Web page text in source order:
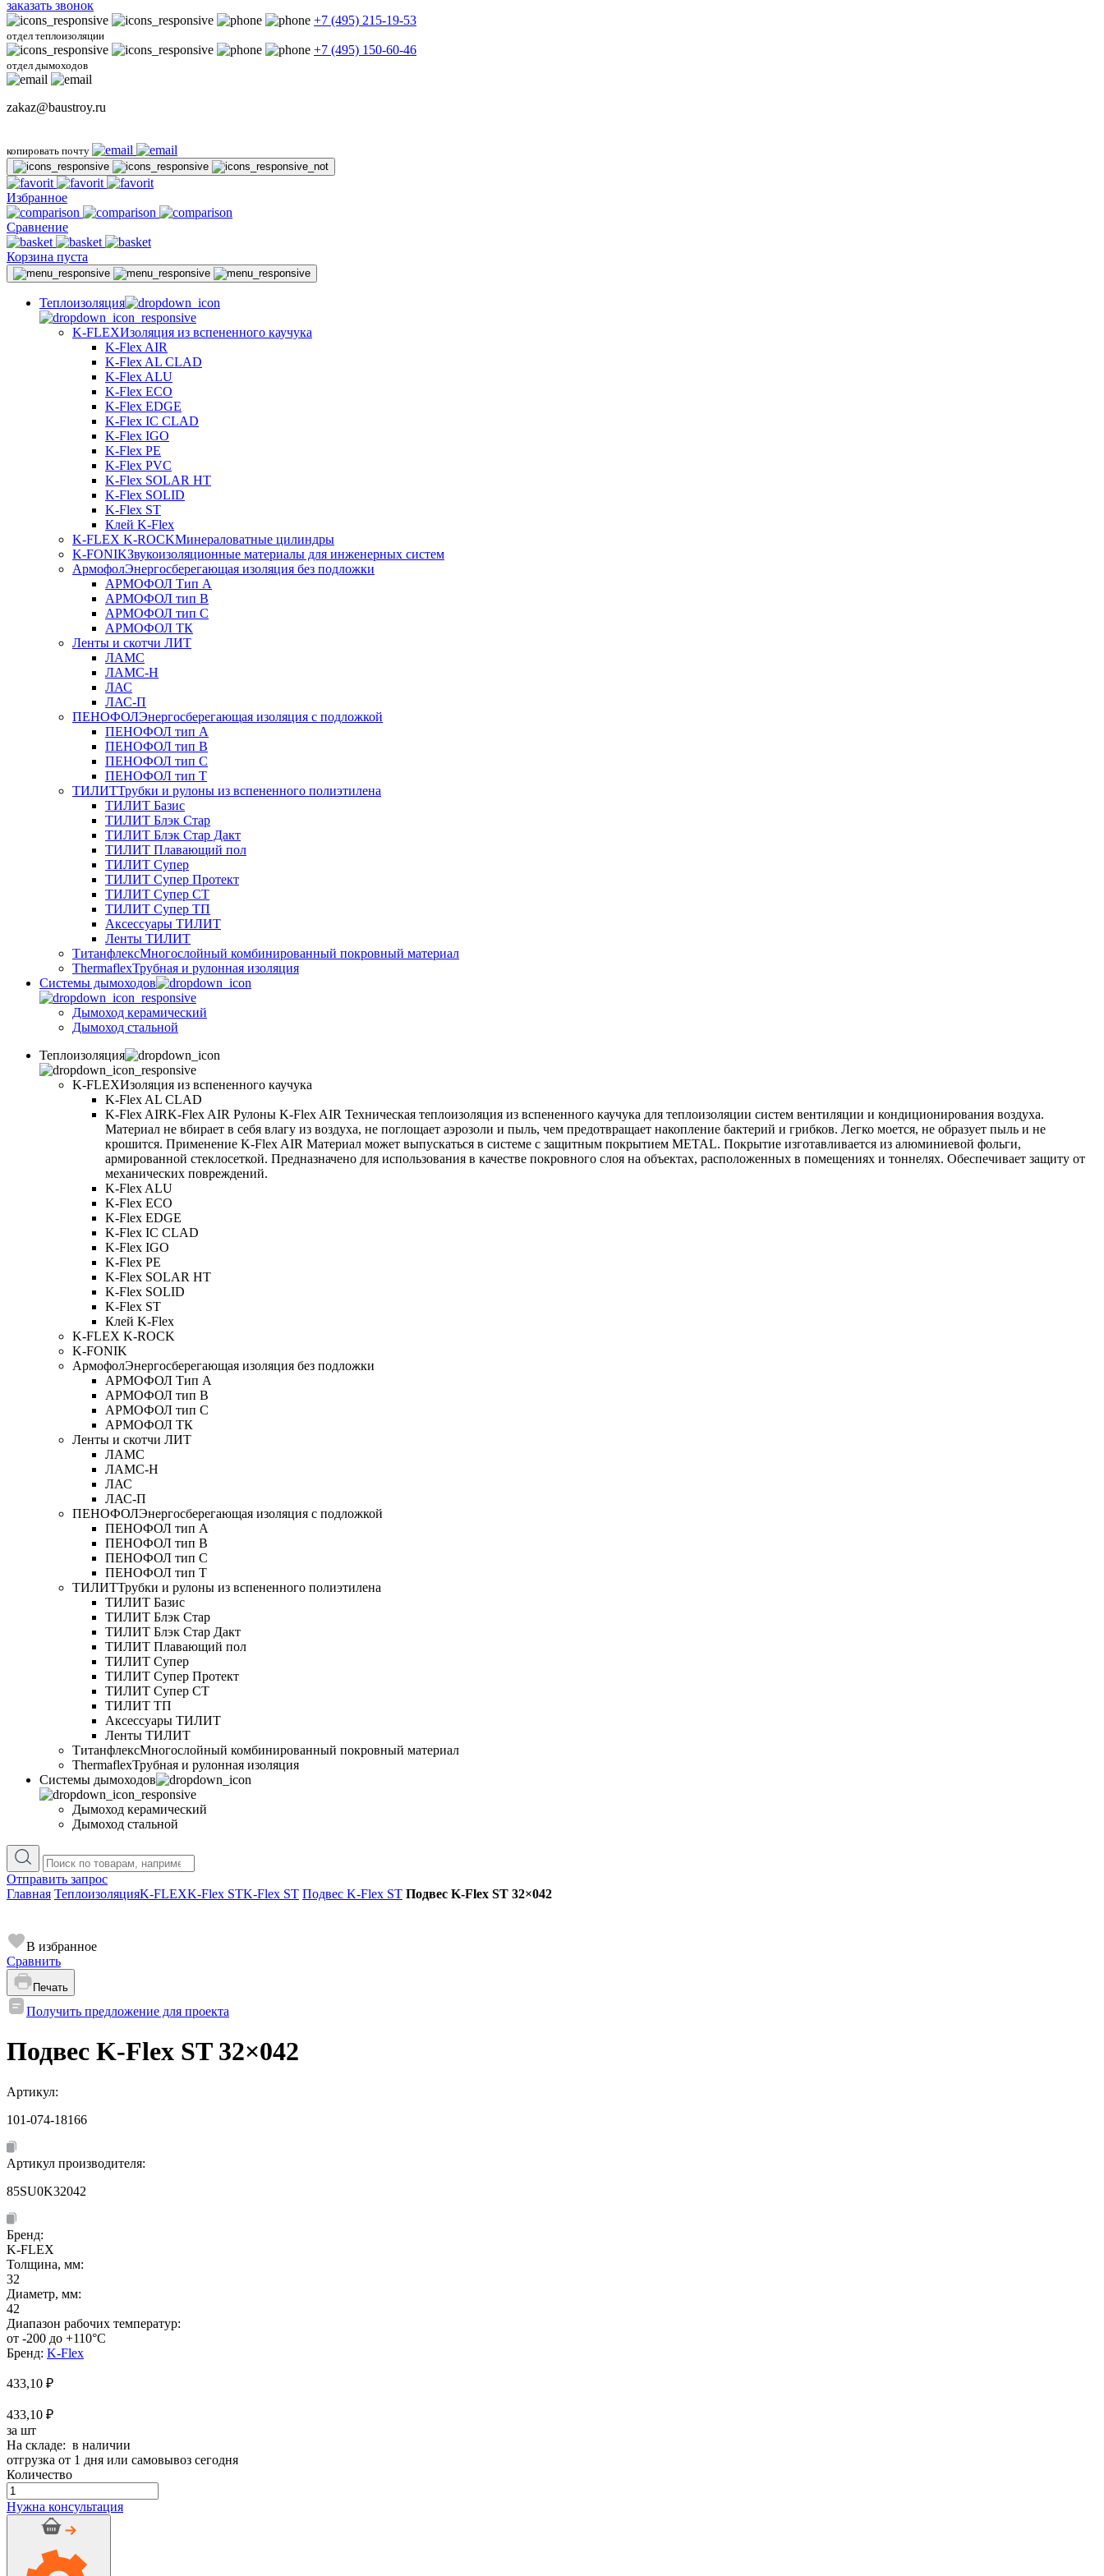
заказать звонок
+7 (495) 215-19-53
отдел теплоизоляции
+7 (495) 150-60-46
отдел дымоходов
zakaz@baustroy.ru
копировать почту
Избранное
Сравнение
Корзина пуста
Теплоизоляция
K-FLEXИзоляция из вспененного каучука
K-Flex AIR
K-Flex AL CLAD
K-Flex ALU
K-Flex ECO
K-Flex EDGE
K-Flex IC CLAD
K-Flex IGO
K-Flex PE
K-Flex PVC
K-Flex SOLAR HT
K-Flex SOLID
K-Flex ST
Клей K-Flex
K-FLEX K-ROCKМинераловатные цилиндры
K-FONIKЗвукоизоляционные материалы для инженерных систем
АрмофолЭнергосберегающая изоляция без подложки
АРМОФОЛ Тип А
АРМОФОЛ тип В
АРМОФОЛ тип C
АРМОФОЛ ТК
Ленты и скотчи ЛИТ
ЛАМС
ЛАМС-Н
ЛАС
ЛАС-П
ПЕНОФОЛЭнергосберегающая изоляция с подложкой
ПЕНОФОЛ тип А
ПЕНОФОЛ тип B
ПЕНОФОЛ тип C
ПЕНОФОЛ тип T
ТИЛИТТрубки и рулоны из вспененного полиэтилена
ТИЛИТ Базис
ТИЛИТ Блэк Стар
ТИЛИТ Блэк Стар Дакт
ТИЛИТ Плавающий пол
ТИЛИТ Супер
ТИЛИТ Супер Протект
ТИЛИТ Супер СТ
ТИЛИТ Супер ТП
Аксессуары ТИЛИТ
Ленты ТИЛИТ
ТитанфлексМногослойный комбинированный покровный материал
ThermaflexТрубная и рулонная изоляция
Cистемы дымоходов
Дымоход керамический
Дымоход стальной
Теплоизоляция
K-FLEXИзоляция из вспененного каучука
K-Flex AL CLAD
K-Flex AIRK-Flex AIR Рулоны K-Flex AIR Техническая теплоизоляция из вспененного каучука для теплоизоляции систем вентиляции и кондиционирования воздуха.
Материал не вбирает в себя влагу из воздуха, не поглощает аэрозоли и пыль, чем предотвращает накопление бактерий и грибков. Легко моется, не образует пыль и не
крошится. Применение K-Flex AIR Материал может выпускаться в системе c защитным покрытием METAL. Покрытие изготавливается из алюминиевой фольги,
армированной стеклосеткой. Предназначено для использования в качестве покровного слоя на объектах, расположенных в помещениях и тоннелях. Обеспечивает защиту от
механических повреждений.
K-Flex ALU
K-Flex ECO
K-Flex EDGE
K-Flex IC CLAD
K-Flex IGO
K-Flex PE
K-Flex SOLAR HT
K-Flex SOLID
K-Flex ST
Клей K-Flex
K-FLEX K-ROCK
K-FONIK
АрмофолЭнергосберегающая изоляция без подложки
АРМОФОЛ Тип А
АРМОФОЛ тип В
АРМОФОЛ тип C
АРМОФОЛ ТК
Ленты и скотчи ЛИТ
ЛАМС
ЛАМС-Н
ЛАС
ЛАС-П
ПЕНОФОЛЭнергосберегающая изоляция с подложкой
ПЕНОФОЛ тип А
ПЕНОФОЛ тип B
ПЕНОФОЛ тип C
ПЕНОФОЛ тип T
ТИЛИТТрубки и рулоны из вспененного полиэтилена
ТИЛИТ Базис
ТИЛИТ Блэк Стар
ТИЛИТ Блэк Стар Дакт
ТИЛИТ Плавающий пол
ТИЛИТ Супер
ТИЛИТ Супер Протект
ТИЛИТ Супер СТ
ТИЛИТ ТП
Аксессуары ТИЛИТ
Ленты ТИЛИТ
ТитанфлексМногослойный комбинированный покровный материал
ThermaflexТрубная и рулонная изоляция
Cистемы дымоходов
Дымоход керамический
Дымоход стальной
Отправить запрос
Главная ТеплоизоляцияK-FLEXK-Flex STK-Flex ST Подвес K-Flex ST Подвес K-Flex ST 32×042
В избранное
Сравнить
Печать
Получить предложение для проекта
Подвес K-Flex ST 32×042
Артикул:
101-074-18166
Артикул производителя:
85SU0K32042
Бренд:
K-FLEX
Толщина, мм:
32
Диаметр, мм:
42
Диапазон рабочих температур:
от -200 до +110°C
Бренд: K-Flex
433,10 ₽
433,10 ₽
за шт
На складе: в наличии
отгрузка от 1 дня или самовывоз сегодня
Количество
Количество
товара
Подвес
Нужна консультация